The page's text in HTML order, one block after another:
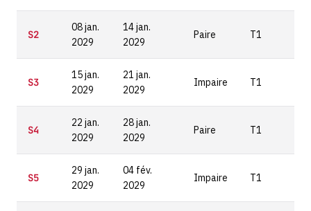
S2
08 jan.
2029
14 jan.
2029
Paire T1
S3
15 jan.
2029
21 jan.
2029
Impaire T1
S4
22 jan.
2029
28 jan.
2029
Paire T1
S5
29 jan.
2029
04 fév.
2029
Impaire T1